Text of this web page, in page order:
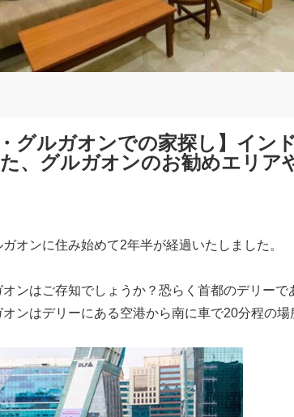
・グルガオンでの家探し】イン
、グルガオンのお勧めエリア
オンに住み始めて2年半が経過いたしました。
ンはご存知でしょうか？恐らく首都のデリー
ンはデリーにある空港から南に車で20分程の場